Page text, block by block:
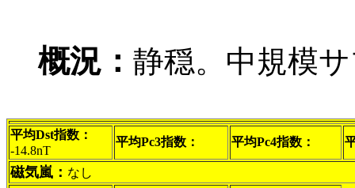
概況： 静穏。中規模
平均Dst指数：
-14.8nT
平均Pc3指数： 平均Pc4指数：
磁気嵐： なし